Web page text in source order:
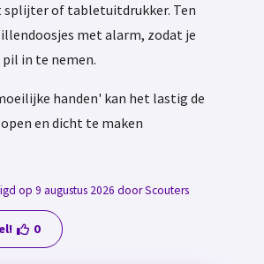
splijter of tabletuitdrukker. Ten
met alarm, zodat je
in te nemen.
handen' kan het lastig de
en dicht te maken
op 9 augustus 2026 door Scouters
0